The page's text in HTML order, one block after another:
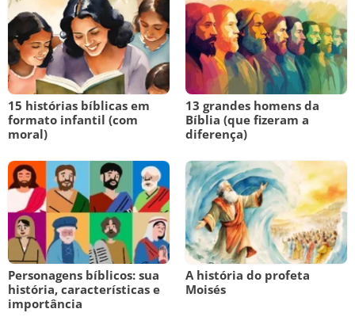
15 histórias bíblicas em
formato infantil (com
moral)
13 grandes homens da
Bíblia (que fizeram a
diferença)
Personagens bíblicos: sua
história, características e
importância
A história do profeta
Moisés